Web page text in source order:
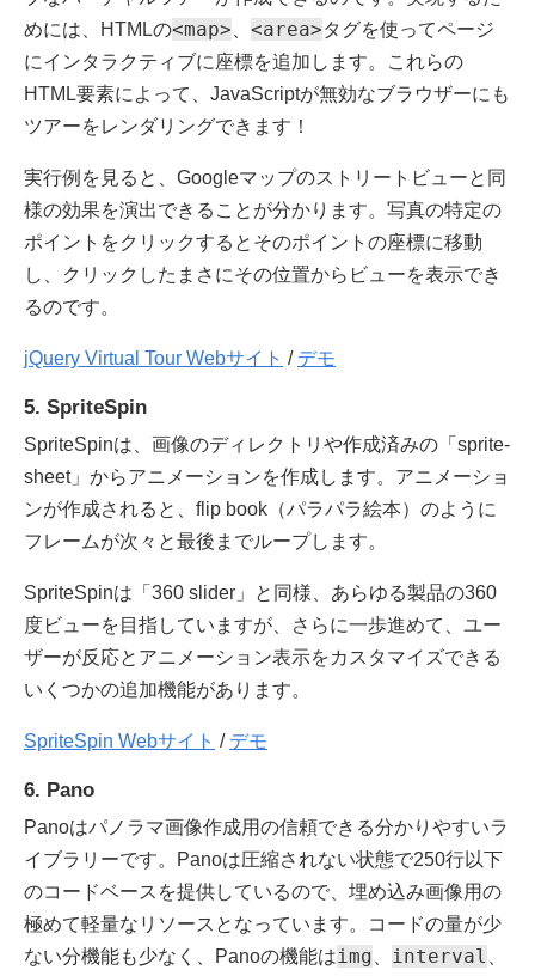
めには、HTMLの<map> <area>タグを使ってページ
にインタラクティブに座標を追加します。これらの
HTML要素によって、JavaScriptが無効なブラウザーにも
ツアーをレンダリングできます！
実行例を見ると、Googleマップのストリートビューと同
様の効果を演出できることが分かります。写真の特定の
ポイントをクリックするとそのポイントの座標に移動
し、クリックしたまさにその位置からビューを表示でき
るのです。
jQuery Virtual Tour Webサイト / デモ
5. SpriteSpin
SpriteSpinは、画像のディレクトリや作成済みの「sprite-
sheet」からアニメーションを作成します。アニメーショ
ンが作成されると、flip book（パラパラ絵本）のように
フレームが次々と最後までループします。
SpriteSpinは「360 slider」と同様、あらゆる製品の360
度ビューを目指していますが、さらに一歩進めて、ユー
ザーが反応とアニメーション表示をカスタマイズできる
いくつかの追加機能があります。
SpriteSpin Webサイト / デモ
6. Pano
Panoはパノラマ画像作成用の信頼できる分かりやすいラ
イブラリーです。Panoは圧縮されない状態で250行以下
のコードベースを提供しているので、埋め込み画像用の
極めて軽量なリソースとなっています。コードの量が少
ない分機能も少なく、Panoの機能はimg interval